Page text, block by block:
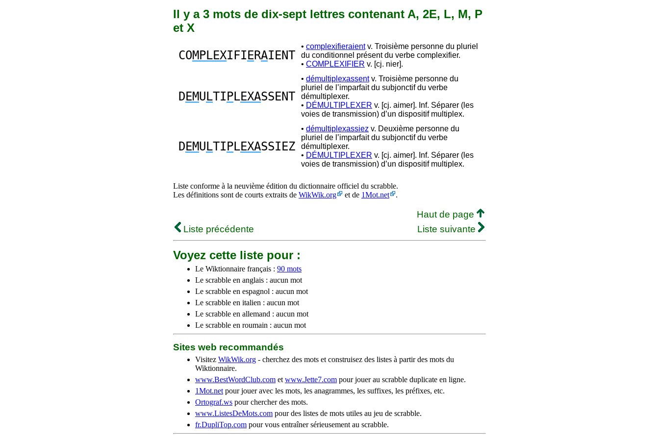
Il y a 3 mots de dix-sept lettres contenant A, 2E, L, M, P
et X
COMPLEXIFI ERAIENT
• complexifieraientv. Troisième personne du pluriel
du conditionnel présent du verbe complexifier.
• COMPLEXIFIER v. [cj. nier].
DEMU LTI PLEXASSENT
• démultiplexassentv. Troisième personne du
pluriel de l’imparfait du subjonctif du verbe
démultiplexer.
• DÉMULTIPLEXER v. [cj. aimer]. Inf. Séparer (les
voies de transmission) d’un dispositif multiplex.
DEMU LTI PLEXASSIEZ
• démultiplexassiez v. Deuxième personne du
pluriel de l’imparfait du subjonctif du verbe
démultiplexer.
• DÉMULTIPLEXER v. [cj. aimer]. Inf. Séparer (les
voies de transmission) d’un dispositif multiplex.
Liste conforme à la neuvième édition du dictionnaire officiel du scrabble.
Les définitions sont de courts extraits de WikWik.org et de 1Mot.net .
Haut de page
Liste précédente
Liste suivante
Voyez cette liste pour :
Le Wiktionnaire français : 90 mots
Le scrabble en anglais : aucun mot
Le scrabble en espagnol : aucun mot
Le scrabble en italien : aucun mot
Le scrabble en allemand : aucun mot
Le scrabble en roumain : aucun mot
Sites web recommandés
Visitez WikWik.org - cherchez des mots et construisez des listes à partir des mots du
Wiktionnaire.
www.BestWordClub.com et www.Jette7.com pour jouer au scrabble duplicate en ligne.
1Mot.net pour jouer avec les mots, les anagrammes, les suffixes, les préfixes, etc.
Ortograf.ws pour chercher des mots.
www.ListesDeMots.com pour des listes de mots utiles au jeu de scrabble.
fr.DupliTop.com pour vous entraîner sérieusement au scrabble.